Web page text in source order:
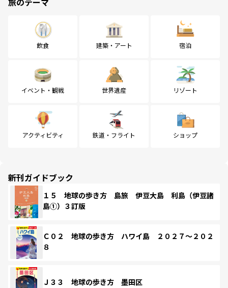
飲食 建築・アート 宿泊
イベント・観戦 世界遺産 リゾート
アクティビティ 鉄道・フライト ショップ
新刊ガイドブック
１５ 地球の歩き方 島旅 伊豆大島 利島（伊豆諸
島①）３訂版
Ｃ０２ 地球の歩き方 ハワイ島 ２０２７～２０２
８
Ｊ３３ 地球の歩き方 墨田区